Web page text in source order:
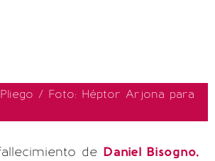
Pliego / Foto: Héptor Arjona para
de Daniel Bisogno,